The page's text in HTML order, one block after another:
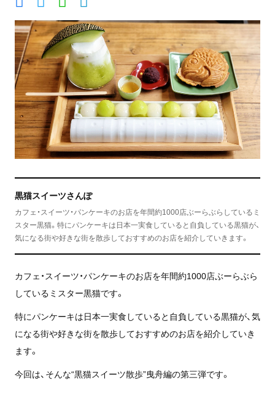
黒猫スイーツさんぽ
カフェ・スイーツ・パンケーキのお店を年間約1000店ぶーらぶらしているミ
スター黒猫。特にパンケーキは日本一実食していると自負している黒猫が、
気になる街や好きな街を散歩しておすすめのお店を紹介していきます。
カフェ・スイーツ・パンケーキのお店を年間約1000店ぶーらぶら
しているミスター黒猫です。
特にパンケーキは日本一実食していると自負している黒猫が、気
になる街や好きな街を散歩しておすすめのお店を紹介していき
ます。
今回は、そんな“黒猫スイーツ散歩”曳舟編の第三弾です。